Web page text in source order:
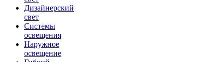
Дизайнерский
свет
Системы
освещения
Наружное
освещение